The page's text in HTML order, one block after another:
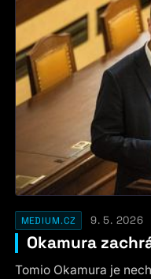
MEDIUM.CZ 9. 5. 2026
Okamura
Tomio Okamura je